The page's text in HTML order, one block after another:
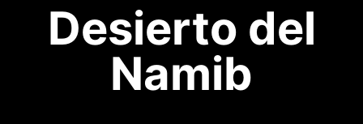
Desierto del
Namib